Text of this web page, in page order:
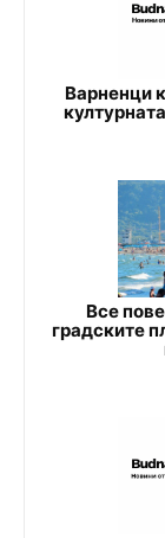
Варненци
Все
градските